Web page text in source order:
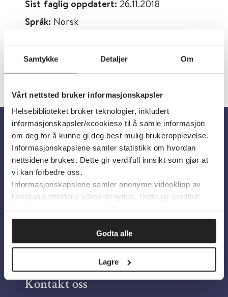
Samtykke Detaljer Om
Vårt nettsted bruker informasjonskapsler
Helsebiblioteket bruker teknologier, inkludert
informasjonskapsler/«cookies» til å samle informasjon
om deg for å kunne gi deg best mulig brukeropplevelse.
Informasjonskapslene samler statistikk om hvordan
nettsidene brukes. Dette gir verdifull innsikt som gjør at
vi kan forbedre oss.
Informasjonskapslene samler anonyme videoklipp av
hvordan nettsidene våres benyttes. Dette gir verdifull
innsikt som gjør at vi kan forbedre oss.
Godta alle
Lagre
Sist faglig oppdatert: 26.11.2018
Språk: Norsk
Om oss
Om Helsebiblioteket
Personvern og informasjonskapsler
Tilgjengelighetserklæring
Bilder fra Colourbox.com
Kontakt oss